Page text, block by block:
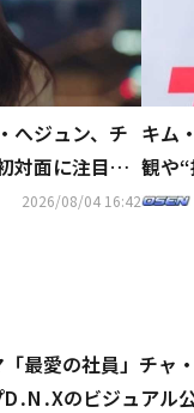
へジュン、チ
対面に注目
2026/08/04 16:42
キム
観や
負担」
最愛の社員」チャ
のビジュアル